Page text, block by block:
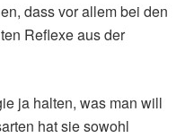
dass vor allem bei den
Reflexe aus der
ja halten, was man will
hat sie sowohl